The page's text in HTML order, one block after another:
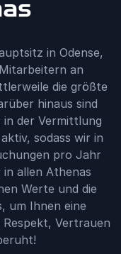
in Odense,
an
die größte
hinaus sind
in der Vermittlung
sodass wir in
pro Jahr
allen Athenas
Werte und die
um Ihnen eine
Vertrauen